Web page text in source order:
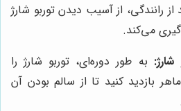
رانندگی، از آسیب دیدن توربو شارژ
می‌کند.
شارژ: به طور دوره‌ای، توربو شارژ را
بازدید کنید تا از سالم بودن آن